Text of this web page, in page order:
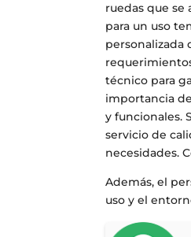
ruedas que se
para un uso
personalizada
técnico para
importancia
y funcionales.
servicio de
necesidades.
Además, el
uso y el